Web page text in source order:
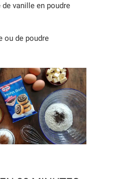
vanille en poudre
ou de poudre